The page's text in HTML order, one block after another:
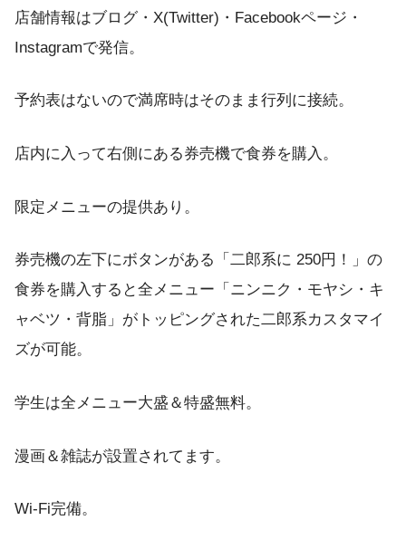
店舗情報はブログ・X(Twitter)・Facebookページ・
Instagramで発信。
予約表はないので満席時はそのまま行列に接続。
店内に入って右側にある券売機で食券を購入。
限定メニューの提供あり。
券売機の左下にボタンがある「二郎系に 250円！」の
食券を購入すると全メニュー「ニンニク・モヤシ・キ
ャベツ・背脂」がトッピングされた二郎系カスタマイ
ズが可能。
学生は全メニュー大盛＆特盛無料。
漫画＆雑誌が設置されてます。
Wi-Fi完備。